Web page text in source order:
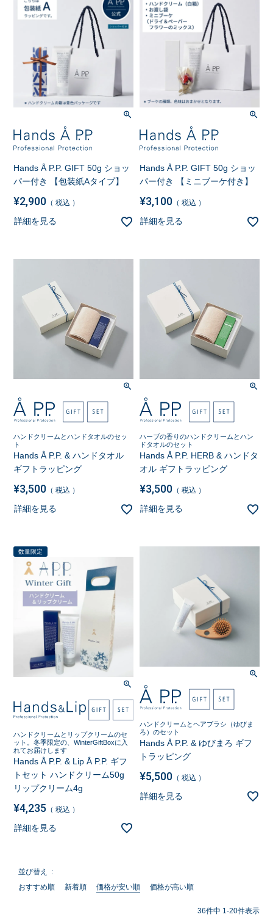
Hands Å P.P. GIFT 50g ショッ
パー付き 【包装紙Aタイプ】
¥2,900 税込
詳細を見る
Hands Å P.P. GIFT 50g ショッ
パー付き 【ミニブーケ付き】
¥3,100 税込
詳細を見る
ハンドクリームとハンドタオルのセッ
ト
Hands Å P.P. & ハンドタオル
ギフトラッピング
¥3,500 税込
詳細を見る
ハーブの香りのハンドクリームとハン
ドタオルのセット
Hands Å P.P. HERB & ハンドタ
オル ギフトラッピング
¥3,500 税込
詳細を見る
数量限定
ハンドクリームとリップクリームのセ
ット。冬季限定の、WinterGiftBoxに入
れてお届けします
Hands Å P.P. & Lip Å P.P. ギフ
トセット ハンドクリーム50g
リップクリーム4g
¥4,235 税込
詳細を見る
ハンドクリームとヘアブラシ（ゆびま
ろ）のセット
Hands Å P.P. & ゆびまろ ギフ
トラッピング
¥5,500 税込
詳細を見る
並び替え
おすすめ順
新着順 価格が安い順 価格が高い順
36件中 1-20件表示